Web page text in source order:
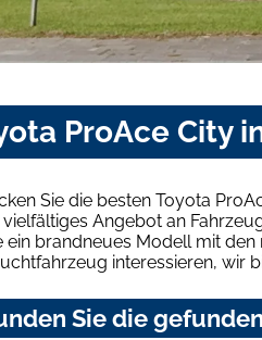
ProAce City
Sie die besten Toyota
vielfältiges Angebot an
ein brandneues Modell mit
interessieren, wir
Sie die